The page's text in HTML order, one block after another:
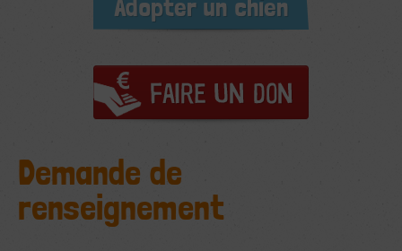
Adopter un chien
Demande de
renseignement